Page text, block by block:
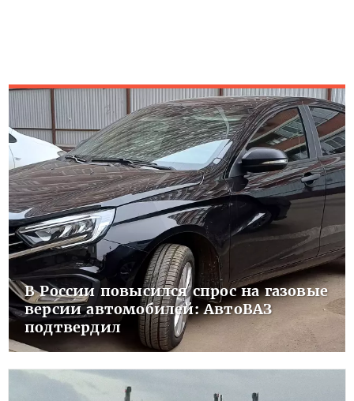
В России повысился спрос на газовые
версии автомобилей: АвтоВАЗ
подтвердил